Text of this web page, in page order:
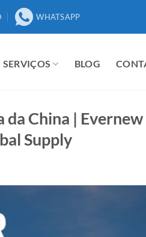
WHATSAPP
SERVIÇOS BLOG
China | Evernew
Supply